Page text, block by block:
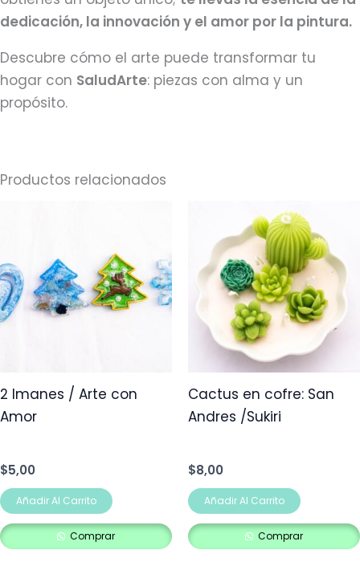
dedicación, la innovación y el amor por la pintura.
Descubre cómo el arte puede transformar tu
hogar con SaludArte: piezas con alma y un
propósito.
Productos relacionados
2 Imanes / Arte con
Amor
$5,00
Añadir Al Carrito
Comprar
Cactus en cofre: San
Andres /Sukiri
$8,00
Añadir Al Carrito
Comprar